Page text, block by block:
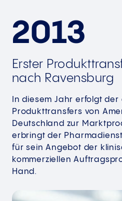
Erster
nach Ravensburg
In diesem Jahr erfolgt
Produkttransfers von
Deutschland zur
erbringt der
für sein Angebot der
kommerziellen
Hand.
2013